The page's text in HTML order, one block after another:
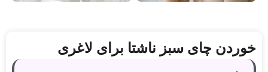
خوردن چای سبز ناشتا برای لاغری